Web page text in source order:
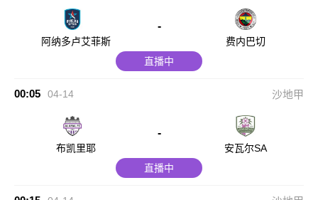
阿纳多卢艾菲斯
-
费内巴切
直播中
00:05 04-14 沙地甲
布凯里耶
-
安瓦尔SA
直播中